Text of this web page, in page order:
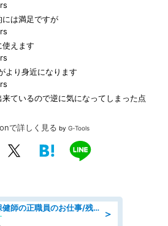
には満足ですが
使えます
より身近になります
来ているので逆に気になってしまった点
で詳しく見る by G-Tools
＞
大手企業での保健師の正職員のお仕事/残業なし/要資格:保健師